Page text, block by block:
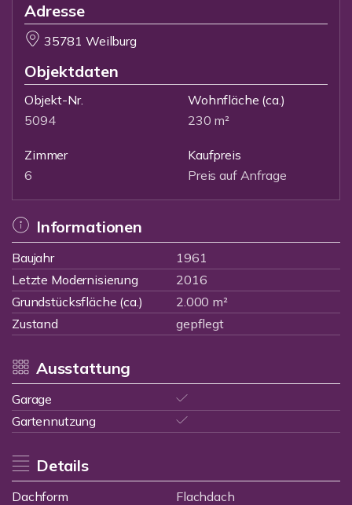
Adresse
35781 Weilburg
Objektdaten
Objekt-Nr.
5094
Wohnfläche (ca.)
230 m²
Zimmer
6
Kaufpreis
Preis auf Anfrage
Informationen
Baujahr
1961
Letzte Modernisierung
2016
Grundstücksfläche (ca.)
2.000 m²
Zustand
gepflegt
Ausstattung
Garage
Gartennutzung
Details
Dachform
Flachdach